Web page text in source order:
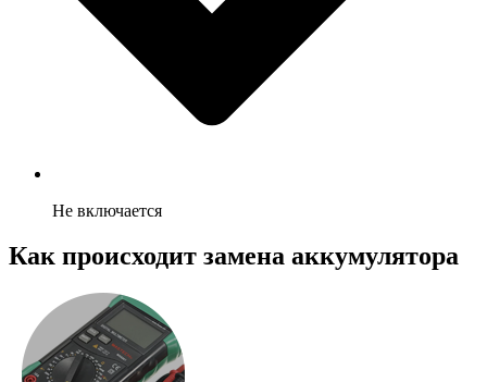
Не включается
Как происходит замена аккумулятора